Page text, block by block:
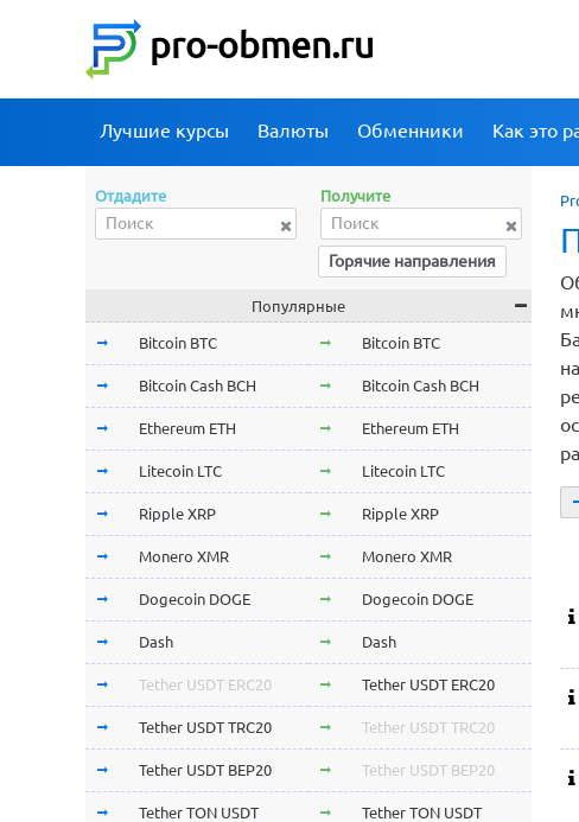
pro-obmen.ru
Лучшие курсы Валюты Обменники Как это
Отдадите Получите
Горячие направления
Популярные
Bitcoin BTC Bitcoin BTC
Bitcoin Cash BCH Bitcoin Cash BCH
Ethereum ETH Ethereum ETH
Litecoin LTC Litecoin LTC
Ripple XRP Ripple XRP
Monero XMR Monero XMR
Dogecoin DOGE Dogecoin DOGE
Dash Dash
Tether USDT ERC20 Tether USDT ERC20
Tether USDT TRC20 Tether USDT TRC20
Tether USDT BEP20 Tether USDT BEP20
Tether TON USDT Tether TON USDT